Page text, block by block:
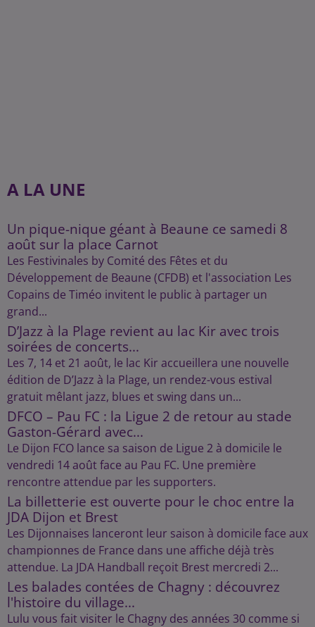
A LA UNE
Un pique-nique géant à Beaune ce samedi 8
août sur la place Carnot
Les Festivinales by Comité des Fêtes et du
Développement de Beaune (CFDB) et l'association Les
Copains de Timéo invitent le public à partager un
grand...
D’Jazz à la Plage revient au lac Kir avec trois
soirées de concerts...
Les 7, 14 et 21 août, le lac Kir accueillera une nouvelle
édition de D’Jazz à la Plage, un rendez-vous estival
gratuit mêlant jazz, blues et swing dans un...
DFCO – Pau FC : la Ligue 2 de retour au stade
Gaston-Gérard avec...
Le Dijon FCO lance sa saison de Ligue 2 à domicile le
vendredi 14 août face au Pau FC. Une première
rencontre attendue par les supporters.
La billetterie est ouverte pour le choc entre la
JDA Dijon et Brest
Les Dijonnaises lanceront leur saison à domicile face aux
championnes de France dans une affiche déjà très
attendue. La JDA Handball reçoit Brest mercredi 2...
Les balades contées de Chagny : découvrez
l'histoire du village...
Lulu vous fait visiter le Chagny des années 30 comme si